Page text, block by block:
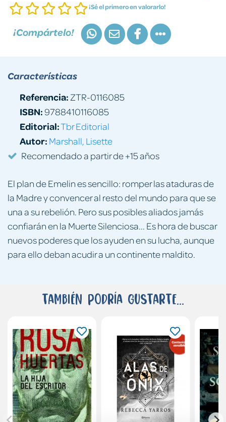
¡Sé el primero en valorarlo!
¡Compártelo!
El plan de Emelin es sencillo: romper las ataduras de
la Madre y convencer al resto del mundo para que se
una a su rebelión. Pero sus posibles aliados jamás
confiarán en la Muerte Silenciosa... Es hora de buscar
nuevos poderes que los ayuden en su lucha, aunque
para ello deban acudir a un continente maldito.
Características
Referencia: ZTR-0116085
ISBN:9788410116085
Editorial:Tbr Editorial
Autor: Marshall, Lisette
Recomendado a partir de +15 años
También podría gustarte...